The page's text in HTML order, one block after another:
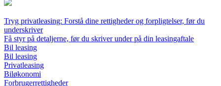
Tryg privatleasing: Forstå dine rettigheder og forpligtelser, før du
underskriver
Få styr på detaljerne, før du skriver under på din leasingaftale
Bil leasing
Bil leasing
Privatleasing
Biløkonomi
Forbrugerrettigheder